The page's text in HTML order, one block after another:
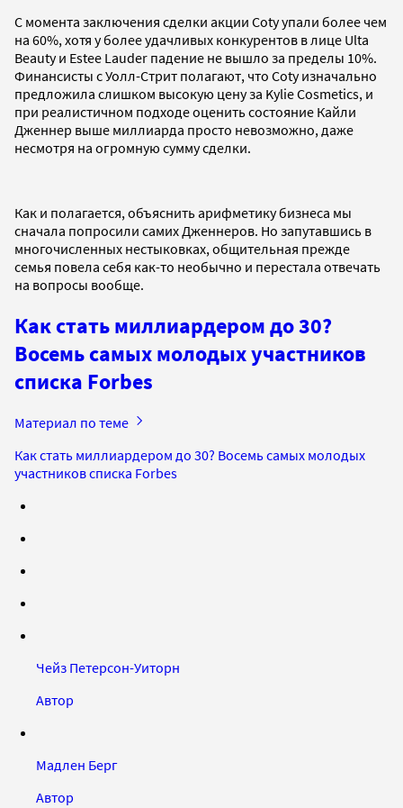
С момента заключения сделки акции Coty упали более чем
на 60%, хотя у более удачливых конкурентов в лице Ulta
Beauty и Estee Lauder падение не вышло за пределы 10%.
Финансисты с Уолл-Стрит полагают, что Coty изначально
предложила слишком высокую цену за Kylie Cosmetics, и
при реалистичном подходе оценить состояние Кайли
Дженнер выше миллиарда просто невозможно, даже
несмотря на огромную сумму сделки.
Как и полагается, объяснить арифметику бизнеса мы
сначала попросили самих Дженнеров. Но запутавшись в
многочисленных нестыковках, общительная прежде
семья повела себя как-то необычно и перестала отвечать
на вопросы вообще.
Как стать миллиардером до 30?
Восемь самых молодых участников
списка Forbes
Материал по теме
Как стать миллиардером до 30? Восемь самых молодых
участников списка Forbes
Чейз Петерсон-Уиторн
Автор
Мадлен Берг
Автор